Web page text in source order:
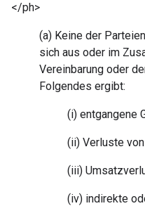
</ph>
(a) Keine der
sich aus oder im
Vereinbarung oder
Folgendes ergibt:
(i) entgangene
(ii) Verluste
(iii)
(iv) indirekte